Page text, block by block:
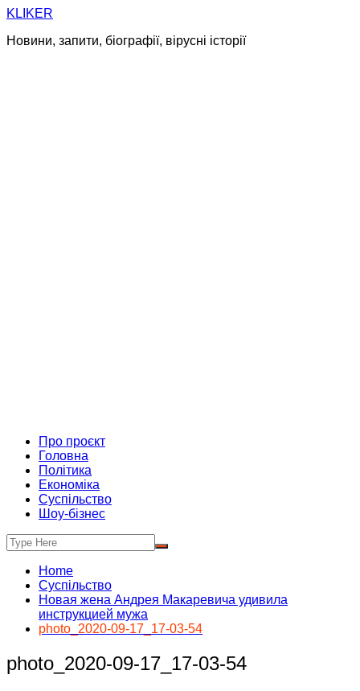
Skip
content
KLIKER
Новини, запити, біографії, вірусні історії
Про проєкт
Головна
Політика
Економіка
Суспільство
Шоу-бізнес
Home
Суспільство
Новая жена Андрея Макаревича удивила
инструкцией мужа
photo_2020-09-17_17-03-54
photo_2020-09-17_17-03-54